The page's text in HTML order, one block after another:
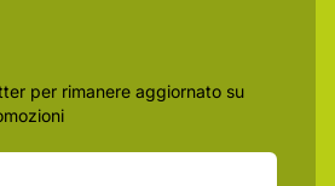
per rimanere aggiornato su